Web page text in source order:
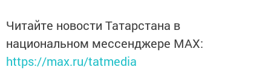
Читайте новости Татарстана в
национальном мессенджере MАХ:
https://max.ru/tatmedia